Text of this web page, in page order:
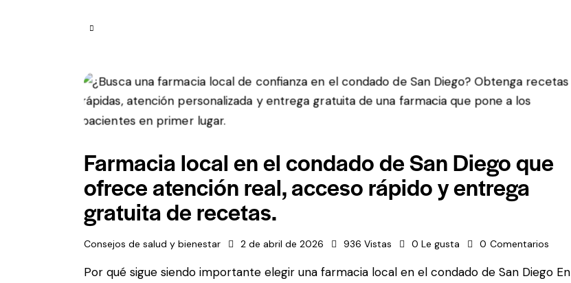
Farmacia local en el condado de San Diego que
ofrece atención real, acceso rápido y entrega
gratuita de recetas.
Consejos de salud y bienestar 2 de abril de 2026 936 Vistas 0 Le gusta 0 Comentarios
Por qué sigue siendo importante elegir una farmacia local en el condado de San Diego En